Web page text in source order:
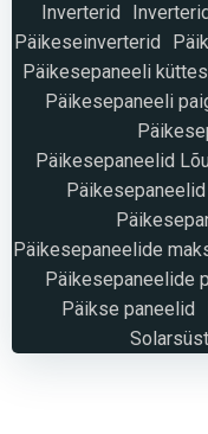
Inverterid
Päikeseinverterid
Päikesepaneeli
Päikesepaneeli
Päikesepaneelid
Päikesepaneelid
Päikesepaneelide
Päikesepaneelide
Päikse paneelid